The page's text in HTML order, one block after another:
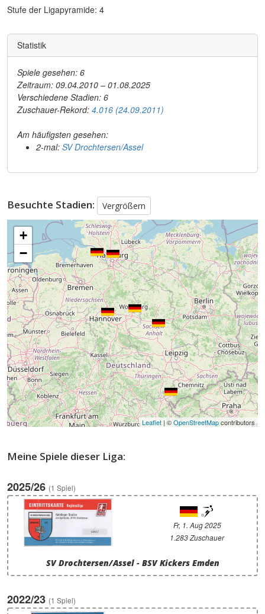
Stufe der Ligapyramide: 4
Statistik
Spiele gesehen: 6
Zeitraum: 09.04.2010 – 01.08.2025
Verschiedene Stadien: 6
Zuschauer-Rekord: 4.016 (24.09.2011)
Am häufigsten gesehen:
2-mal: SV Drochtersen/Assel
Besuchte Stadien: Vergrößern
+
−
Leaflet | ©OpenStreetMapcontributors
Meine Spiele dieser Liga:
2025/26 (1 Spiel)
Fr, 1. Aug 2025
1.283 Zuschauer
SV Drochtersen/Assel - BSV Kickers Emden
2022/23 (1 Spiel)